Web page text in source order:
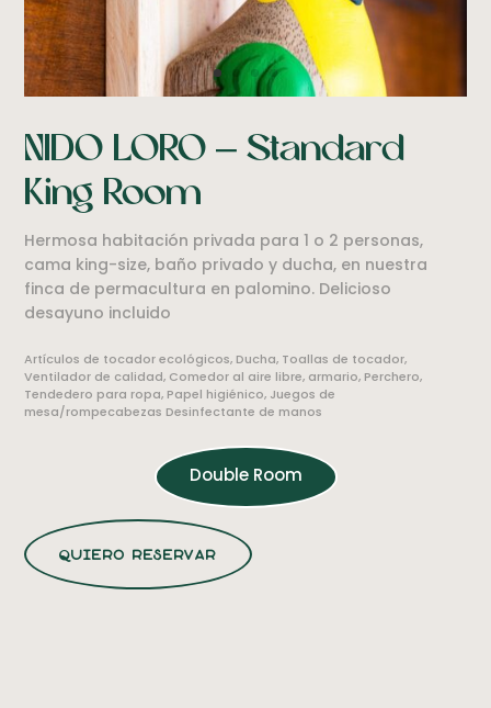
NIDO LORO – Standard
King Room
Hermosa habitación privada para 1 o 2 personas,
cama king-size, baño privado y ducha, en nuestra
finca de permacultura en palomino. Delicioso
desayuno incluido
Artículos de tocador ecológicos, Ducha, Toallas de tocador,
Ventilador de calidad, Comedor al aire libre, armario, Perchero,
Tendedero para ropa, Papel higiénico, Juegos de
mesa/rompecabezas Desinfectante de manos
Double Room
quiero reservar